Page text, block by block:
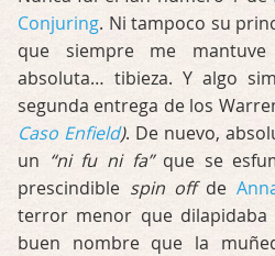
Conjuring. Ni tampoco su
que siempre me
absoluta… tibieza. Y algo
segunda entrega de los
Caso Enfield). De nuevo,
un “ni fu ni fa”que se
prescindible spin offde
terror menor que
buen nombre que la